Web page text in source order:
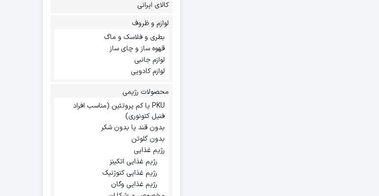
کالای ایرانی
لوازم و ظروف
بطری و فلاسک و ماگ
قهوه ساز و چای ساز
لوازم جانبی
لوازم کادویی
محصولات رژیمی
PKU یا کم پروتئین (مناسب افراد
فنیل کتونوری)
بدون قند یا بدون شکر
بدون گلوتن
رژیم غذایی
رژیم غذایی اتکینز
رژیم غذایی کتوژنیک
رژیم غذایی وگان